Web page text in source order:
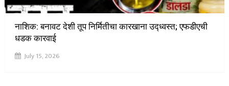
नाशिक: बनावट देशी तूप निर्मितीचा कारखाना उद्ध्वस्त; एफडीएची
धडक कारवाई
July 15, 2026